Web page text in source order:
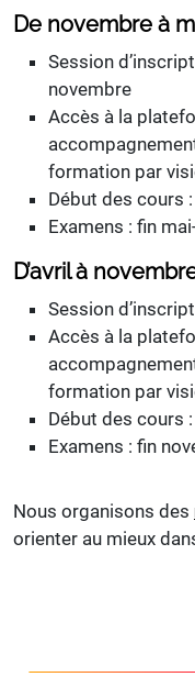
De novembre à
Session
novembre
Accès à la
formation par
Début des cours
Examens : fin
D’avril à
Session
Accès à la
formation par
Début des cours :
Examens : fin
Nous organisons des
orienter au mieux